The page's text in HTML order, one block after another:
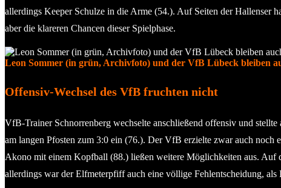
allerdings Keeper Schulze in die Arme (54.). Auf Seiten der Hallenser
aber die klareren Chancen dieser Spielphase.
Leon Sommer (in grün, Archivfoto) und der VfB Lübeck bleiben
Offensiv-Wechsel des VfB fruchten nicht
VfB-Trainer Schnorrenberg wechselte anschließend offensiv und
am langen Pfosten zum 3:0 ein (76.). Der VfB erzielte zwar auch
Akono mit einem Kopfball (88.) ließen weitere Möglichkeiten aus. Auf
allerdings war der Elfmeterpfiff auch eine völlige Fehlentscheidung,